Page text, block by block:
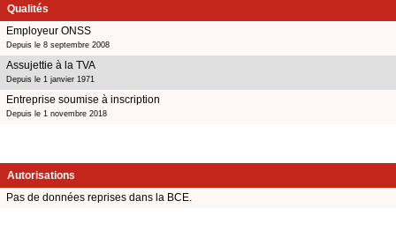
Qualités
Employeur ONSS
Depuis le 8 septembre 2008
Assujettie à la TVA
Depuis le 1 janvier 1971
Entreprise soumise à inscription
Depuis le 1 novembre 2018
Autorisations
Pas de données reprises dans la BCE.